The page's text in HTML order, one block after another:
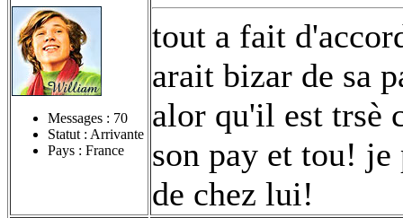
Messages : 70
Statut : Arrivante
Pays : France
tout a fait
arait bizar de sa
alor qu'il est trsè
son pay et tou! je
de chez lui!